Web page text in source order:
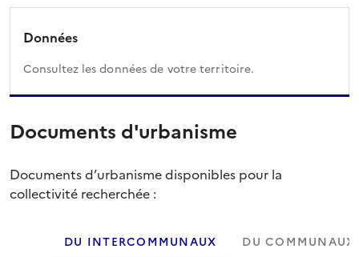
Données
Consultez les données de votre territoire.
Documents d'urbanisme
Documents d’urbanisme disponibles pour la
collectivité recherchée :
DU INTERCOMMUNAUX DU COMMUNAUX